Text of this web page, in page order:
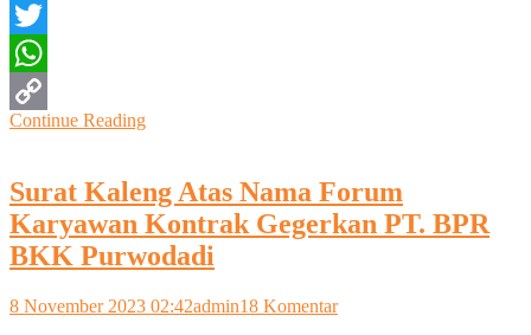
Facebook
Twitter
WhatsApp
Copy
Continue Reading
Surat Kaleng Atas Nama Forum
Karyawan Kontrak Gegerkan PT. BPR
BKK Purwodadi
8 November 2023 02:42admin18 Komentarpada